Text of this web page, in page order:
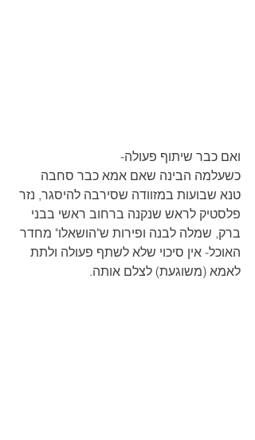
ואם כבר שיתוף פעולה-
כשעלמה הבינה שאם אמא כבר סחבה
טנא שבועות במזוודה שסירבה להיסגר, נזר
פלסטיק לראש שנקנה ברחוב ראשי בבני
ברק, שמלה לבנה ופירות ש"הושאלו" מחדר
האוכל- אין סיכוי שלא לשתף פעולה ולתת
לאמא (משוגעת) לצלם אותה.